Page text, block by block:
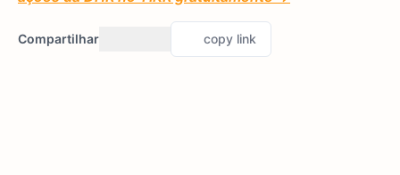
Compartilhar copy link